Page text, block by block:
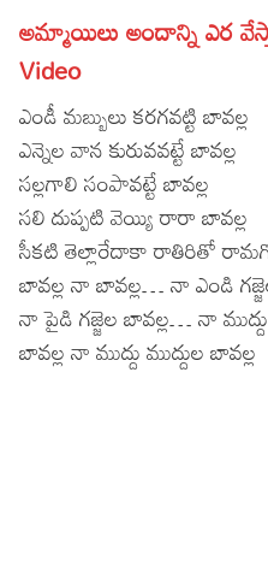
Lyrics in Tamil –
Lyrics in Kannada –
అమ్మాయిలు అందాన్ని ఎర
Video
ఎండీ మబ్బులు కరగవట్టి బావల్ల
ఎన్నెల వాన కురువవట్టే బావల్ల
సల్లగాలి సంపావట్టే బావల్ల
సలి దుప్పటి వెయ్యి రారా బావల్ల
సీకటి తెల్లారేదాకా రాతిరితో
బావల్ల నా బావల్ల… నా ఎండి
నా పైడి గజ్జెల బావల్ల… నా
బావల్ల నా ముద్దు ముద్దుల బావల్ల